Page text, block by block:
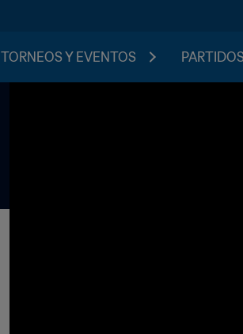
TORNEOS Y EVENTOS